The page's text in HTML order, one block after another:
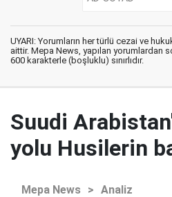
UYARI: Yorumların her türlü cezai ve
aittir. Mepa News, yapılan yorumlardan
600 karakterle (boşluklu) sınırlıdır.
Suudi
yolu Husilerin
Mepa News > Analiz